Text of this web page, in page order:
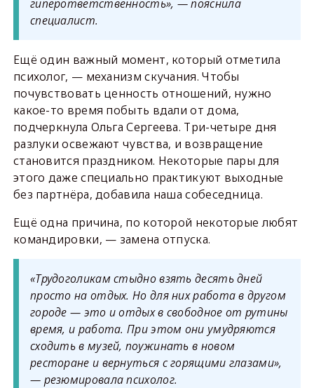
гиперответственность», — пояснила
специалист.
Ещё один важный момент, который отметила
психолог, — механизм скучания. Чтобы
почувствовать ценность отношений, нужно
какое-то время побыть вдали от дома,
подчеркнула Ольга Сергеева. Три-четыре дня
разлуки освежают чувства, и возвращение
становится праздником. Некоторые пары для
этого даже специально практикуют выходные
без партнёра, добавила наша собеседница.
Ещё одна причина, по которой некоторые любят
командировки, — замена отпуска.
«Трудоголикам стыдно взять десять дней
просто на отдых. Но для них работа в другом
городе — это и отдых в свободное от рутины
время, и работа. При этом они умудряются
сходить в музей, поужинать в новом
ресторане и вернуться с горящими глазами»,
— резюмировала психолог.